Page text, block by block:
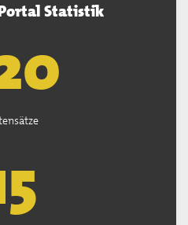
Statistik